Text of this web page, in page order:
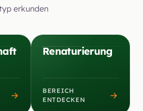
erkunden
→
Renaturierung
BEREICH
ENTDECKEN
→